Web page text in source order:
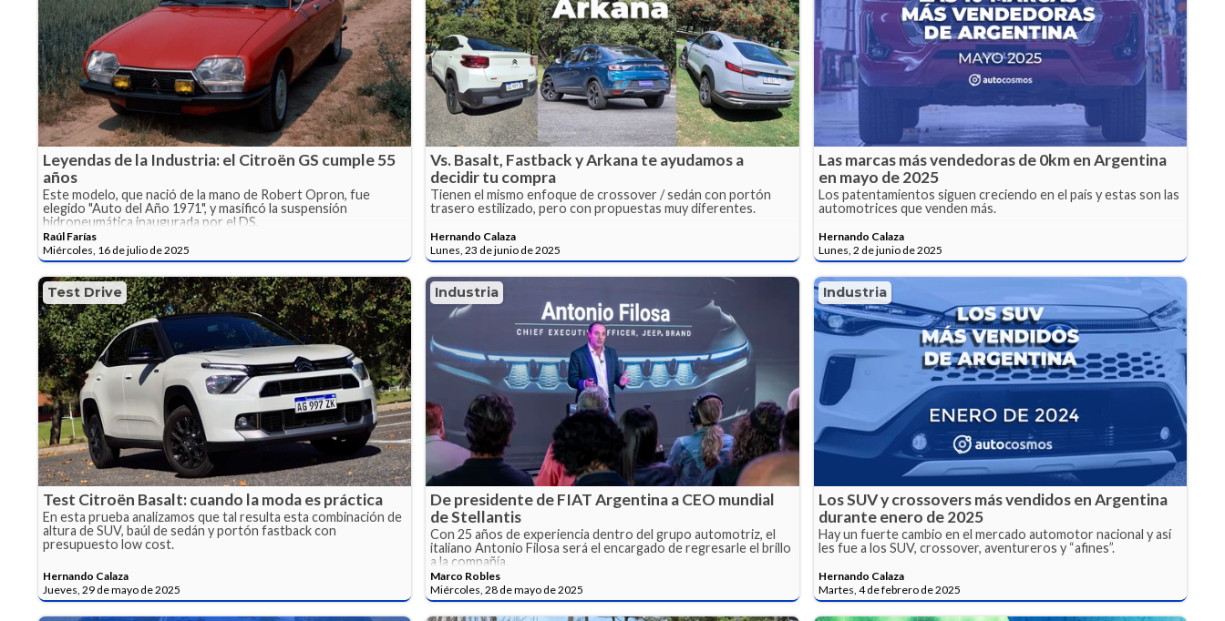
Leyendas de la Industria: el Citroën GS cumple 55
años
Este modelo, que nació de la mano de Robert Opron, fue
elegido "Auto del Año 1971", y masificó la suspensión
hidroneumática inaugurada por el DS.
Raúl Farías
Miércoles, 16 de julio de 2025
Vs. Basalt, Fastback y Arkana te ayudamos a
decidir tu compra
Tienen el mismo enfoque de crossover / sedán con portón
trasero estilizado, pero con propuestas muy diferentes.
Hernando Calaza
Lunes, 23 de junio de 2025
Las marcas más vendedoras de 0km en Argentina
en mayo de 2025
Los patentamientos siguen creciendo en el país y estas son las
automotrices que venden más.
Hernando Calaza
Lunes, 2 de junio de 2025
Test Drive
Test Citroën Basalt: cuando la moda es práctica
En esta prueba analizamos que tal resulta esta combinación de
altura de SUV, baúl de sedán y portón fastback con
presupuesto low cost.
Hernando Calaza
Jueves, 29 de mayo de 2025
Industria
De presidente de FIAT Argentina a CEO mundial
de Stellantis
Con 25 años de experiencia dentro del grupo automotriz, el
italiano Antonio Filosa será el encargado de regresarle el brillo
a la compañía.
Marco Robles
Miércoles, 28 de mayo de 2025
Industria
Los SUV y crossovers más vendidos en Argentina
durante enero de 2025
Hay un fuerte cambio en el mercado automotor nacional y así
les fue a los SUV, crossover, aventureros y “afines”.
Hernando Calaza
Martes, 4 de febrero de 2025